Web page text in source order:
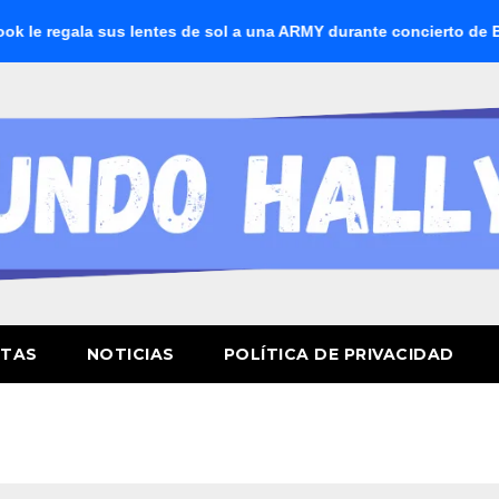
sus lentes de sol a una ARMY durante concierto de BTS
NOTICIAS POLÍTICA DE PRIVACIDAD